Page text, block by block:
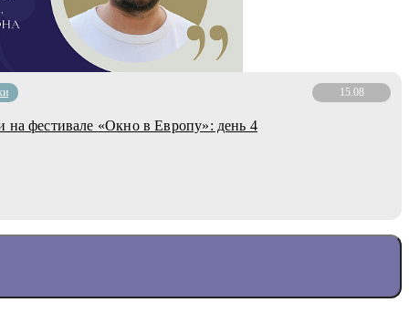
15.08
на фестивале «Окно в Европу»: день 4